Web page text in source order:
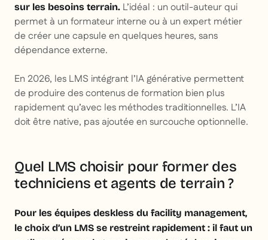
sur les besoins terrain. L’idéal : un outil-auteur qui
permet à un formateur interne ou à un expert métier
de créer une capsule en quelques heures, sans
dépendance externe.
En 2026, les LMS intégrant l’IA générative permettent
de produire des contenus de formation bien plus
rapidement qu’avec les méthodes traditionnelles. L’IA
doit être native, pas ajoutée en surcouche optionnelle.
Quel LMS choisir pour former des
techniciens et agents de terrain ?
Pour les équipes deskless du facility management,
le choix d’un LMS se restreint rapidement : il faut un